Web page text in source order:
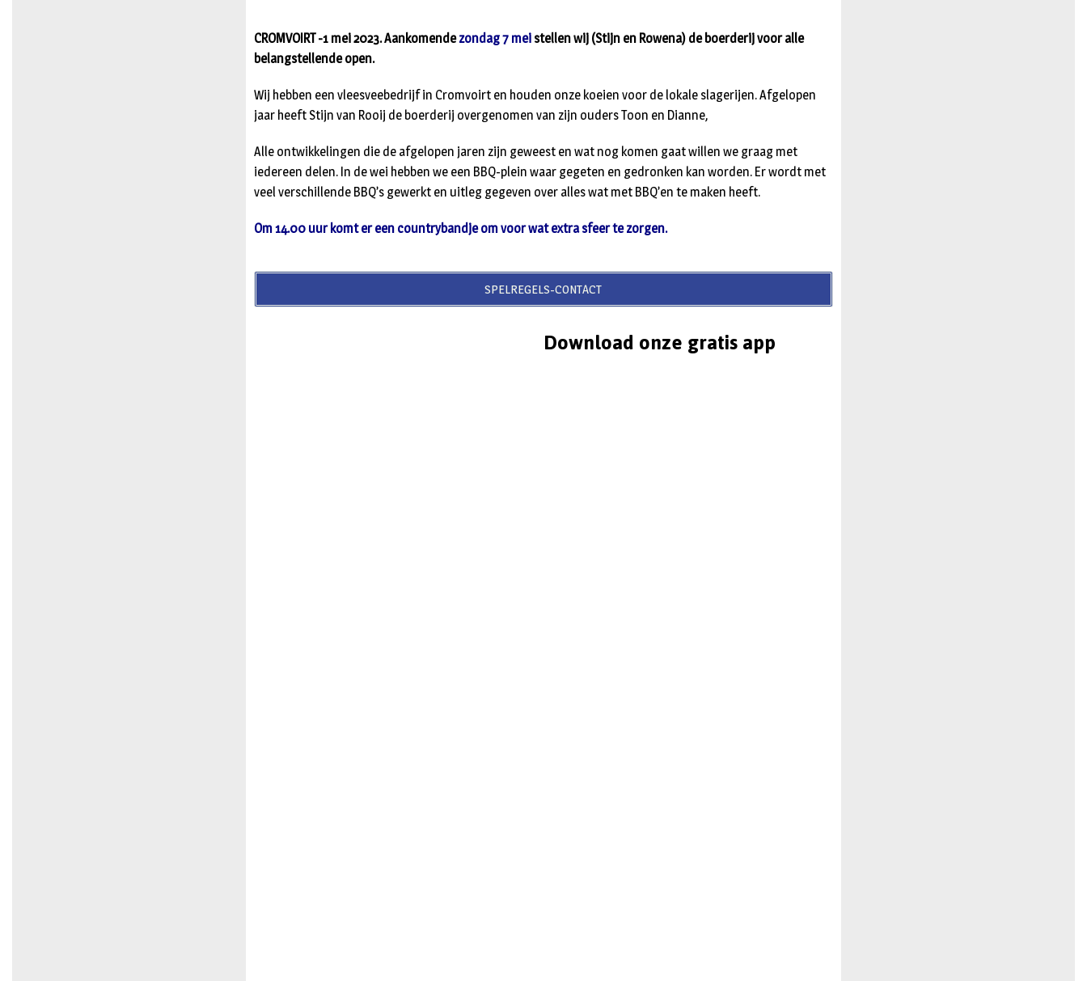
CROMVOIRT -1 mei 2023. Aankomendezondag 7 mei stellen wij (Stijn en Rowena) de boerderij voor alle
belangstellende open.
Wij hebben een vleesveebedrijf in Cromvoirt en houden onze koeien voor de lokale slagerijen. Afgelopen
jaar heeft Stijn van Rooij de boerderij overgenomen van zijn ouders Toon en Dianne,
Alle ontwikkelingen die de afgelopen jaren zijn geweest en wat nog komen gaat willen we graag met
iedereen delen. In de wei hebben we een BBQ-plein waar gegeten en gedronken kan worden. Er wordt met
veel verschillende BBQ’s gewerkt en uitleg gegeven over alles wat met BBQ’en te maken heeft.
Om 14.00 uur komt er een countrybandje om voor wat extra sfeer te zorgen.
SPELREGELS-CONTACT
Download onze gratis app